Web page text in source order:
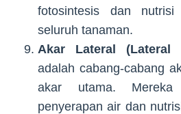
fotosintesis dan
seluruh tanaman.
Akar Lateral (Lateral
adalah cabang-cabang
akar utama. Mereka
penyerapan air dan